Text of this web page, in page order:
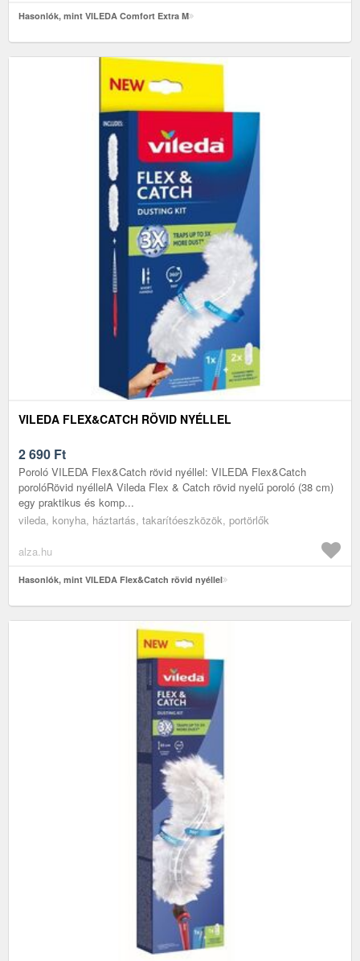
Hasonlók, mint VILEDA Comfort Extra M
VILEDA FLEX&CATCH RÖVID NYÉLLEL
2 690 Ft
Poroló VILEDA Flex&Catch rövid nyéllel: VILEDA Flex&Catch
porolóRövid nyéllelA Vileda Flex & Catch rövid nyelű poroló (38 cm)
egy praktikus és komp...
vileda, konyha, háztartás, takarítóeszközök, portörlők
alza.hu
Hasonlók, mint VILEDA Flex&Catch rövid nyéllel